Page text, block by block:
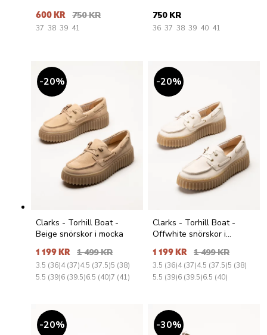
600 KR 750 KR
37 38 39 41
750 KR
36 37 38 39 40 41
20%
Clarks - Torhill Boat -
Beige snörskor i mocka
1 199 KR 1 499 KR
3.5 (36)4 (37)4.5 (37.5)5 (38)
5.5 (39)6 (39.5)6.5 (40)7 (41)
20%
Clarks - Torhill Boat -
Offwhite snörskor i
1 199 KR 1 499 KR
3.5 (36)4 (37)4.5 (37.5)5 (38)
5.5 (39)6 (39.5)6.5 (40)
20% 30%